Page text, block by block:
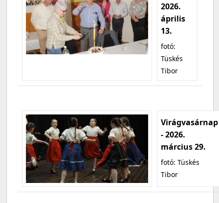
2026.
április
13.
fotó:
Tüskés
Tibor
Virágvasárnap
- 2026.
március 29.
fotó: Tüskés
Tibor